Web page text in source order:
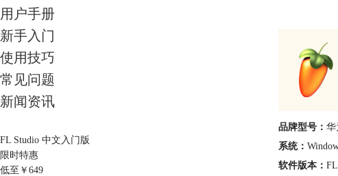
用户手册
新手入门
使用技巧
常见问题
新闻资讯
FL Studio 中文入门版
限时特惠
低至￥ 649
品牌型号： 华
系统：
软件版本：